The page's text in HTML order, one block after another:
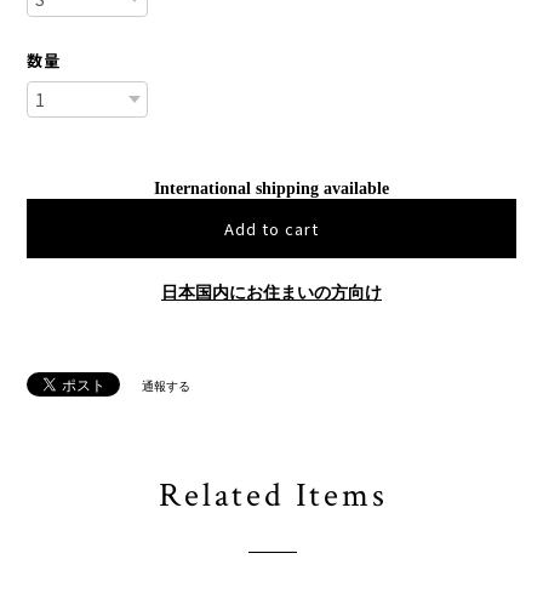
数量
International shipping available
Add to cart
日本国内にお住まいの方向け
通報する
Related Items